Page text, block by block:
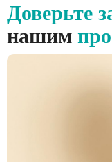
Доверьте
нашим